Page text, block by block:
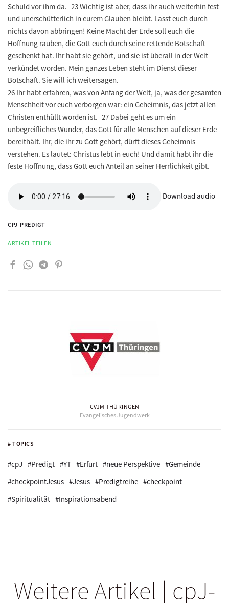
# TOPICS
#cpJ #Predigt #YT #Erfurt #neue Perspektive #Gemeinde
#checkpointJesus #Jesus #Predigtreihe #checkpoint
#Spiritualität #Inspirationsabend
Schuld vor ihm da. 23 Wichtig ist aber, dass ihr auch weiterhin fest
und unerschütterlich in eurem Glauben bleibt. Lasst euch durch
nichts davon abbringen! Keine Macht der Erde soll euch die
Hoffnung rauben, die Gott euch durch seine rettende Botschaft
geschenkt hat. Ihr habt sie gehört, und sie ist überall in der Welt
verkündet worden. Mein ganzes Leben steht im Dienst dieser
Botschaft. Sie will ich weitersagen.
26 Ihr habt erfahren, was von Anfang der Welt, ja, was der gesamten
Menschheit vor euch verborgen war: ein Geheimnis, das jetzt allen
Christen enthüllt worden ist. 27 Dabei geht es um ein
unbegreifliches Wunder, das Gott für alle Menschen auf dieser Erde
bereithält. Ihr, die ihr zu Gott gehört, dürft dieses Geheimnis
verstehen. Es lautet: Christus lebt in euch! Und damit habt ihr die
feste Hoffnung, dass Gott euch Anteil an seiner Herrlichkeit gibt.
Download audio
CPJ-PREDIGT
ARTIKEL TEILEN
CVJM THÜRINGEN
Evangelisches Jugendwerk
Weitere Artikel | cpJ-